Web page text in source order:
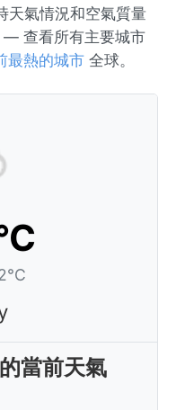
天氣情況和空氣質量
— 查看所有主要城市
最熱的城市 全球。
當前天氣